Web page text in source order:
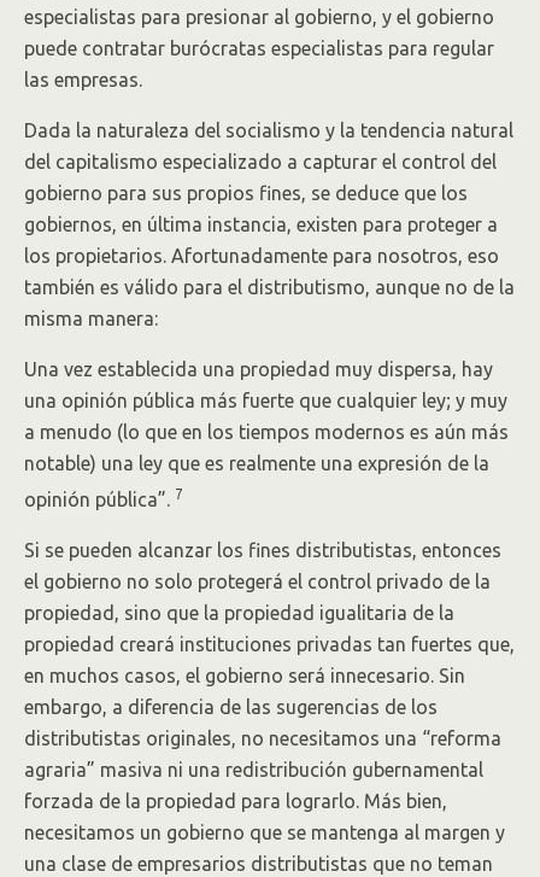
especialistas para presionar al gobierno, y el gobierno
puede contratar burócratas especialistas para regular
las empresas.
Dada la naturaleza del socialismo y la tendencia natural
del capitalismo especializado a capturar el control del
gobierno para sus propios fines, se deduce que los
gobiernos, en última instancia, existen para proteger a
los propietarios. Afortunadamente para nosotros, eso
también es válido para el distributismo, aunque no de la
misma manera:
Una vez establecida una propiedad muy dispersa, hay
una opinión pública más fuerte que cualquier ley; y muy
a menudo (lo que en los tiempos modernos es aún más
notable) una ley que es realmente una expresión de la
opinión pública”. 7
Si se pueden alcanzar los fines distributistas, entonces
el gobierno no solo protegerá el control privado de la
propiedad, sino que la propiedad igualitaria de la
propiedad creará instituciones privadas tan fuertes que,
en muchos casos, el gobierno será innecesario. Sin
embargo, a diferencia de las sugerencias de los
distributistas originales, no necesitamos una “reforma
agraria” masiva ni una redistribución gubernamental
forzada de la propiedad para lograrlo. Más bien,
necesitamos un gobierno que se mantenga al margen y
una clase de empresarios distributistas que no teman